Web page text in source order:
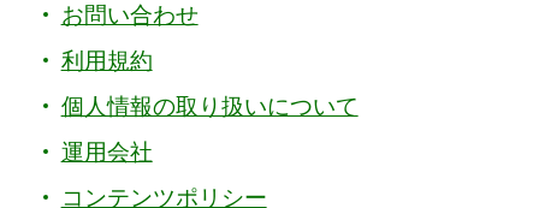
お問い合わせ
利用規約
個人情報の取り扱いについて
運用会社
コンテンツポリシー